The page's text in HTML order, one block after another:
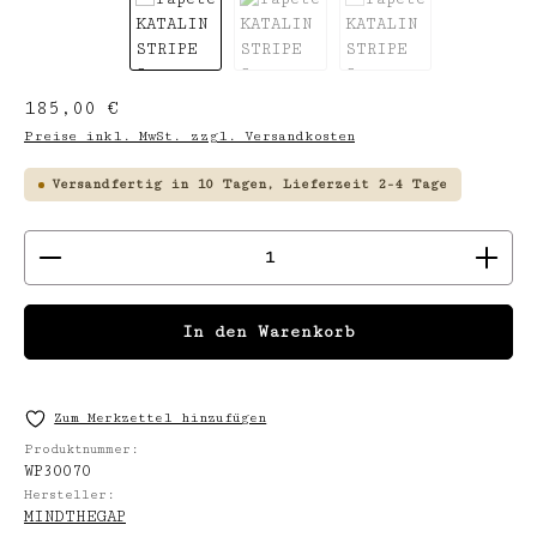
Regulärer Preis:
185,00 €
Preise inkl. MwSt. zzgl. Versandkosten
Versandfertig in 10 Tagen, Lieferzeit 2-4 Tage
Produkt Anzahl: Gib den gewünschten
In den Warenkorb
Zum Merkzettel hinzufügen
Produktnummer:
WP30070
Hersteller:
MINDTHEGAP